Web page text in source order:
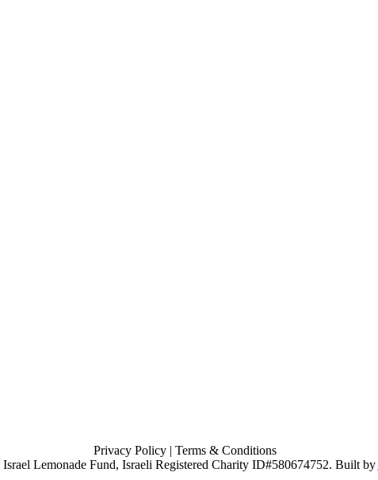
Privacy Policy | Terms & Conditions
Lemonade Fund, Israeli Registered Charity ID#580674752. Built by